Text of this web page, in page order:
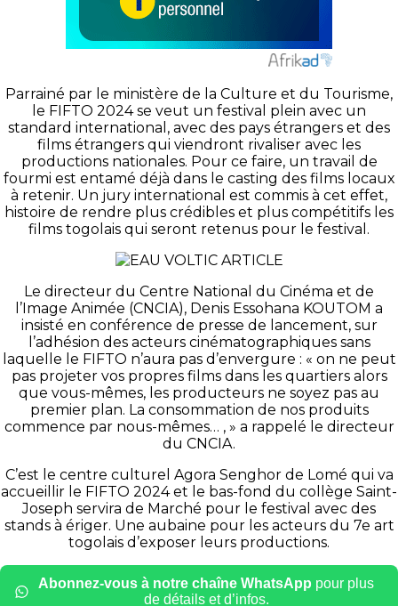
Parrainé par le ministère de la Culture et du Tourisme,
le FIFTO 2024 se veut un festival plein avec un
standard international, avec des pays étrangers et des
films étrangers qui viendront rivaliser avec les
productions nationales. Pour ce faire, un travail de
fourmi est entamé déjà dans le casting des films locaux
à retenir. Un jury international est commis à cet effet,
histoire de rendre plus crédibles et plus compétitifs les
films togolais qui seront retenus pour le festival.
Le directeur du Centre National du Cinéma et de
l’Image Animée (CNCIA), Denis Essohana KOUTOM a
insisté en conférence de presse de lancement, sur
l’adhésion des acteurs cinématographiques sans
laquelle le FIFTO n’aura pas d’envergure : « on ne peut
pas projeter vos propres films dans les quartiers alors
que vous-mêmes, les producteurs ne soyez pas au
premier plan. La consommation de nos produits
commence par nous-mêmes… , » a rappelé le directeur
du CNCIA.
C’est le centre culturel Agora Senghor de Lomé qui va
accueillir le FIFTO 2024 et le bas-fond du collège Saint-
Joseph servira de Marché pour le festival avec des
stands à ériger. Une aubaine pour les acteurs du 7e art
togolais d’exposer leurs productions.
Abonnez-vous à notre chaîne WhatsApp pour plus
de détails et d’infos.